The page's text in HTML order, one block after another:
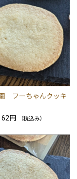
フーちゃんクッキ
円
（税込み）